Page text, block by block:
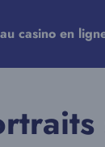
casino en